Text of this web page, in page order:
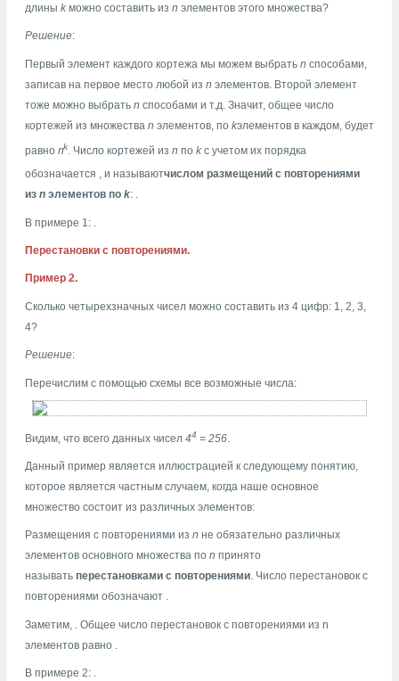
длины k можно составить из n элементов этого множества?
Решение:
Первый элемент каждого кортежа мы можем выбрать n способами,
записав на первое место любой из n элементов. Второй элемент
тоже можно выбрать n способами и т.д. Значит, общее число
кортежей из множества n элементов, по kэлементов в каждом, будет
равно nk. Число кортежей из n по kс учетом их порядка
обозначается , и называютчислом размещений с повторениями
из n элементов по k: .
В примере 1:
Перестановки с повторениями.
Пример 2.
Сколько четырехзначных чисел можно составить из 4 цифр: 1, 2, 3,
4?
Решение:
Перечислим с помощью схемы все возможные числа:
Видим, что всего данных чисел 44 = 256
Данный пример является иллюстрацией к следующему понятию,
которое является частным случаем, когда наше основное
множество состоит из различных элементов:
Размещения с повторениями из n не обязательно различных
элементов основного множества по n принято
называть перестановками с повторениями. Число перестановок с
повторениями обозначают .
Заметим,
. Общее число перестановок с повторениями из n
элементов равно
В примере 2: .